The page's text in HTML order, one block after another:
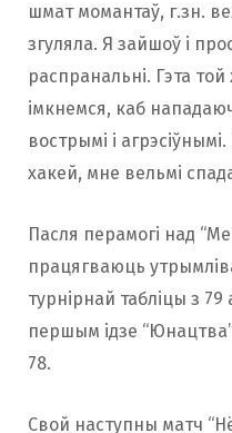
шмат момантаў, г.зн.
згуляла. Я зайшоў і
распранальні. Гэта
імкнемся, каб
вострымі і
хакей, мне вельмі
Пасля перамогі над
працягваюць
турнірнай табліцы з
першым ідзе
78.
Свой наступны матч